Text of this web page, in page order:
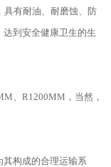
具有耐油、耐磨蚀、防
到安全健康卫生的生
、R1200MM ，当然，
构成的合理运输系